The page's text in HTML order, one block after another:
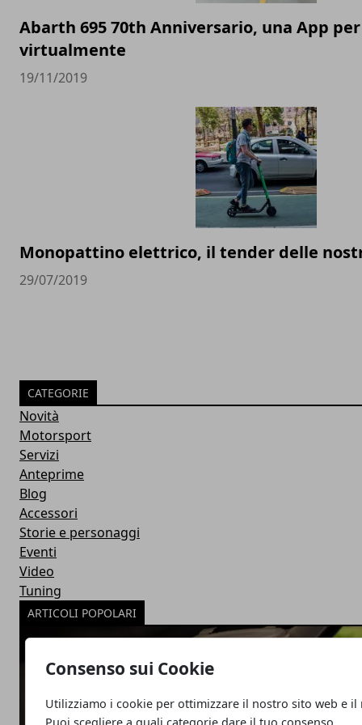
Consenso sui Cookie
Utilizziamo i cookie per ottimizzare il nostro sito web e il
Puoi scegliere a quali categorie dare il tuo consenso.
Abarth 695 70th Anniversario, una App
virtualmente
19/11/2019
Monopattino elettrico, il tender delle
29/07/2019
CATEGORIE
Novità
Motorsport
Servizi
Anteprime
Blog
Accessori
Storie e personaggi
Eventi
Video
Tuning
ARTICOLI POPOLARI